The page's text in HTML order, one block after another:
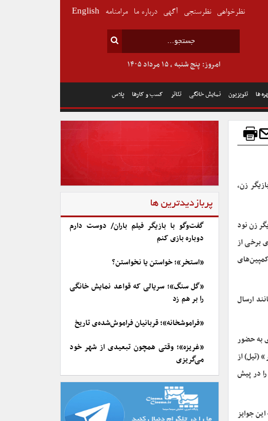
ها تلویزیون نمایش خانگی تئاتر کسب و کارها پلاس
امروز: پنج شنبه , ۱۵ مرداد ۱۴۰۵
نظرخواهی نظرسنجی آگهی درباره ما مرامنامه English
زن،
زن نود
برخی از
ارسال
به حضور
(تیل) از
در پیش
کند که این جوایز
پربازدیدترین ها
گفت‌وگو با بازیگر فیلم باران/ دوست دارم
دوباره بازی کنم
«استخر»؛ خواستن یا نخواستن؟
«گل سنگ»؛ سریالی که قواعد نمایش خانگی
را بر هم زد
«فراموشخانه»؛ قربانیان فراموش‌شده‌ی تاریخ
«غریزه»؛ وقتی همچون تبعیدی از شهر خود
می‌گریزی